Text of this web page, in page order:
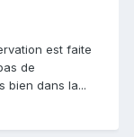
est faite
de
bien dans la...